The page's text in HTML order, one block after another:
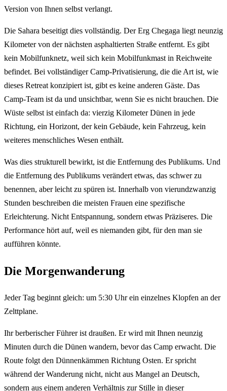
Version von Ihnen selbst verlangt.
Die Sahara beseitigt dies vollständig. Der Erg Chegaga liegt neunzig
Kilometer von der nächsten asphaltierten Straße entfernt. Es gibt
kein Mobilfunknetz, weil sich kein Mobilfunkmast in Reichweite
befindet. Bei vollständiger Camp-Privatisierung, die die Art ist, wie
dieses Retreat konzipiert ist, gibt es keine anderen Gäste. Das
Camp-Team ist da und unsichtbar, wenn Sie es nicht brauchen. Die
Wüste selbst ist einfach da: vierzig Kilometer Dünen in jede
Richtung, ein Horizont, der kein Gebäude, kein Fahrzeug, kein
weiteres menschliches Wesen enthält.
Was dies strukturell bewirkt, ist die Entfernung des Publikums. Und
die Entfernung des Publikums verändert etwas, das schwer zu
benennen, aber leicht zu spüren ist. Innerhalb von vierundzwanzig
Stunden beschreiben die meisten Frauen eine spezifische
Erleichterung. Nicht Entspannung, sondern etwas Präziseres. Die
Performance hört auf, weil es niemanden gibt, für den man sie
aufführen könnte.
Die Morgenwanderung
Jeder Tag beginnt gleich: um 5:30 Uhr ein einzelnes Klopfen an der
Zelttplane.
Ihr berberischer Führer ist draußen. Er wird mit Ihnen neunzig
Minuten durch die Dünen wandern, bevor das Camp erwacht. Die
Route folgt den Dünnenkämmen Richtung Osten. Er spricht
während der Wanderung nicht, nicht aus Mangel an Deutsch,
sondern aus einem anderen Verhältnis zur Stille in dieser